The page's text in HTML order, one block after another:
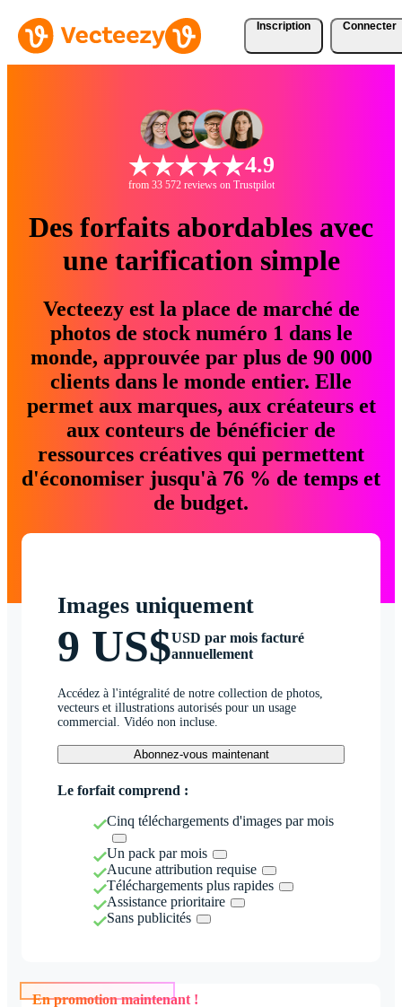
Inscription Connecter
4.9
from 33 572 reviews on Trustpilot
Des forfaits abordables avec
une tarification simple
Vecteezy est la place de marché de
photos de stock numéro 1 dans le
monde, approuvée par plus de 90 000
clients dans le monde entier. Elle
permet aux marques, aux créateurs et
aux conteurs de bénéficier de
ressources créatives qui permettent
d'économiser jusqu'à 76 % de temps et
de budget.
Images uniquement
9 US$USD par mois facturé
annuellement
Accédez à l'intégralité de notre collection de photos,
vecteurs et illustrations autorisés pour un usage
commercial. Vidéo non incluse.
Abonnez-vous maintenant
Le forfait comprend :
Cinq téléchargements d'images par mois
Un pack par mois
Aucune attribution requise
Téléchargements plus rapides
Assistance prioritaire
Sans publicités
En promotion maintenant !